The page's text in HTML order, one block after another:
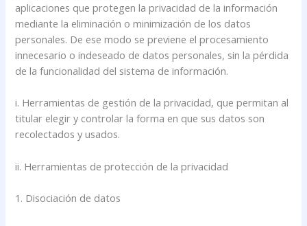
aplicaciones que protegen la privacidad de la información
mediante la eliminación o minimización de los datos
personales. De ese modo se previene el procesamiento
innecesario o indeseado de datos personales, sin la pérdida
de la funcionalidad del sistema de información.
i. Herramientas de gestión de la privacidad, que permitan al
titular elegir y controlar la forma en que sus datos son
recolectados y usados.
ii. Herramientas de protección de la privacidad
1. Disociación de datos